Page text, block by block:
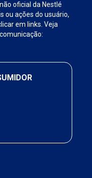
oficial da Nestlé
ou ações do usuário,
em links. Veja